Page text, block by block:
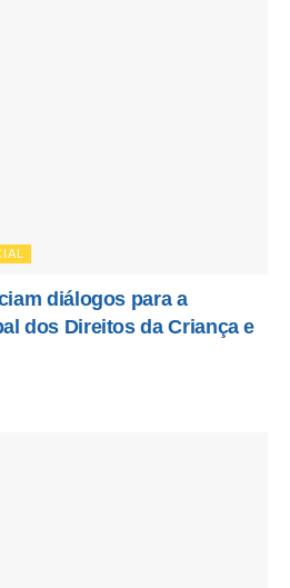
diálogos para a
dos Direitos da Criança e